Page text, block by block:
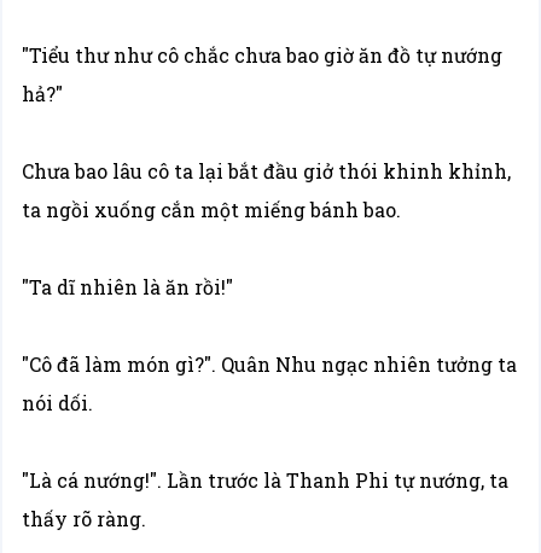
"Tiểu thư như cô chắc chưa bao giờ ăn đồ tự nướng
hả?"
Chưa bao lâu cô ta lại bắt đầu giở thói khinh khỉnh,
ta ngồi xuống cắn một miếng bánh bao.
"Ta dĩ nhiên là ăn rồi!"
"Cô đã làm món gì?". Quân Nhu ngạc nhiên tưởng ta
nói dối.
"Là cá nướng!". Lần trước là Thanh Phi tự nướng, ta
thấy rõ ràng.